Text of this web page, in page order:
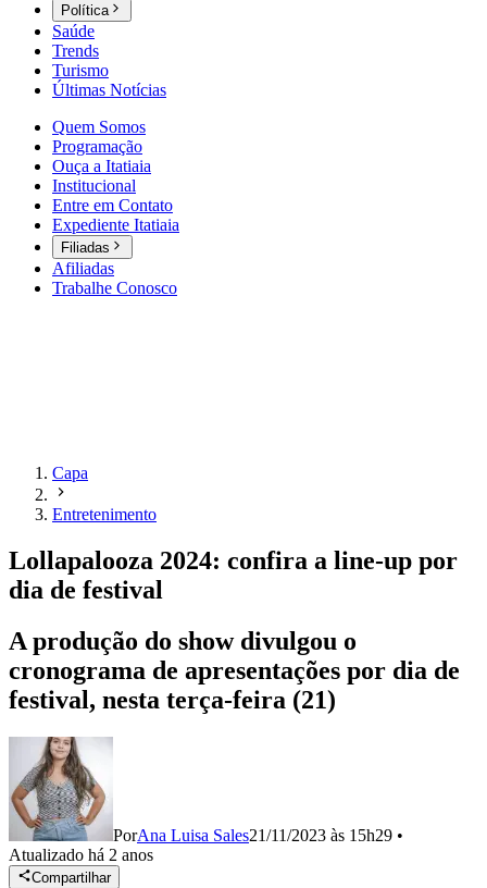
Política
Saúde
Trends
Turismo
Últimas Notícias
Quem Somos
Programação
Ouça a Itatiaia
Institucional
Entre em Contato
Expediente Itatiaia
Filiadas
Afiliadas
Trabalhe Conosco
Capa
Entretenimento
Lollapalooza 2024: confira a line-up por
dia de festival
A produção do show divulgou o
cronograma de apresentações por dia de
festival, nesta terça-feira (21)
PorAna Luisa Sales21/11/2023 às 15h29 •
Atualizado há 2 anos
Compartilhar